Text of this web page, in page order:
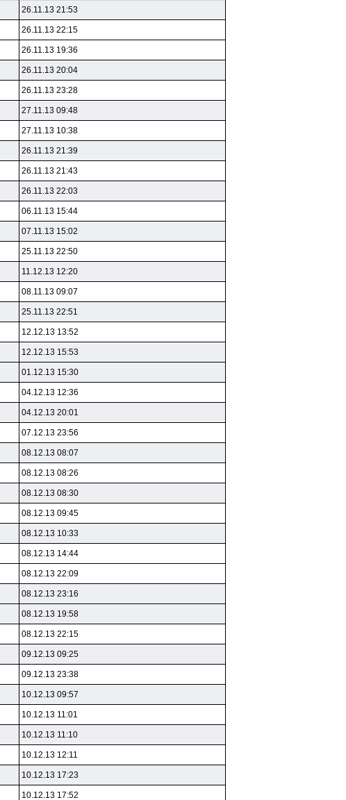
26.11.13 21:53
26.11.13 22:15
26.11.13 19:36
26.11.13 20:04
26.11.13 23:28
27.11.13 09:48
27.11.13 10:38
26.11.13 21:39
26.11.13 21:43
26.11.13 22:03
06.11.13 15:44
07.11.13 15:02
25.11.13 22:50
11.12.13 12:20
08.11.13 09:07
25.11.13 22:51
12.12.13 13:52
12.12.13 15:53
01.12.13 15:30
04.12.13 12:36
04.12.13 20:01
07.12.13 23:56
08.12.13 08:07
08.12.13 08:26
08.12.13 08:30
08.12.13 09:45
08.12.13 10:33
08.12.13 14:44
08.12.13 22:09
08.12.13 23:16
08.12.13 19:58
08.12.13 22:15
09.12.13 09:25
09.12.13 23:38
10.12.13 09:57
10.12.13 11:01
10.12.13 11:10
10.12.13 12:11
10.12.13 17:23
10.12.13 17:52